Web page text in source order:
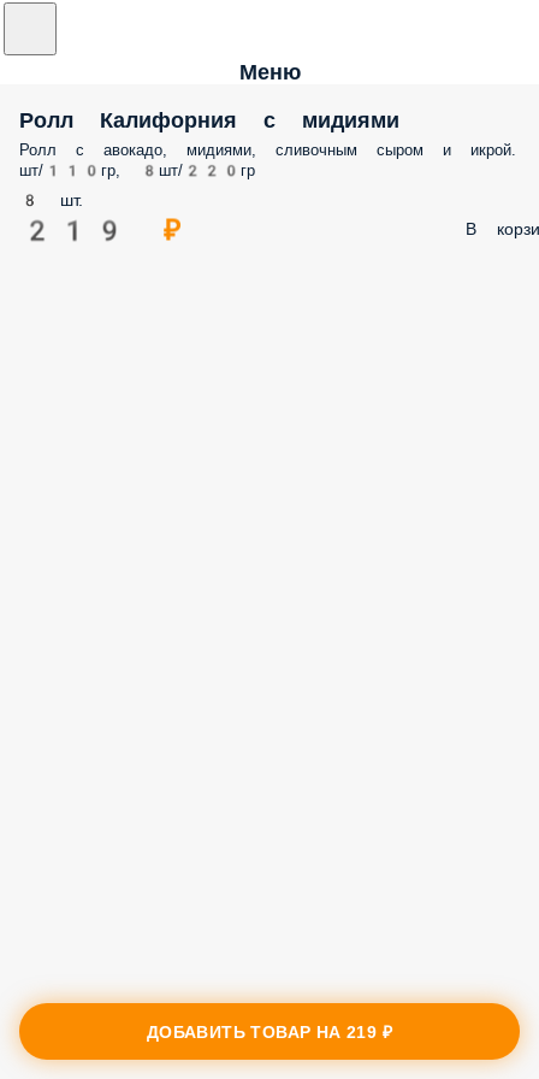
Меню
Ролл Калифорния с мидиями
Ролл с авокадо, мидиями, сливочным сыром и
шт/110гр, 8шт/220гр
8 шт.
219 ₽ В
ДОБАВИТЬ ТОВАР НА219 ₽